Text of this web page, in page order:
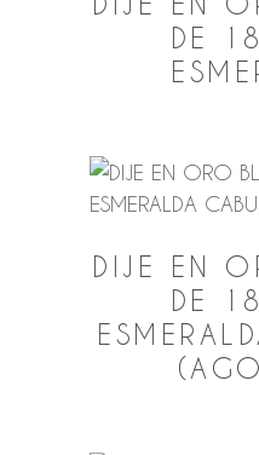
DE
DIJE EN
DE